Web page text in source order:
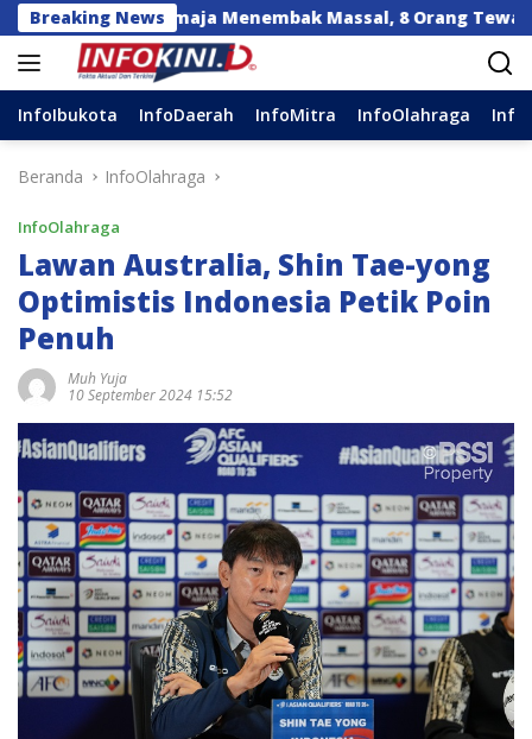
Langsung
ke
konten
Breaking News
Remaja Menembak Massal, 8 Orang Tewas dan 14
InfoIbukota InfoDaerah InfoMitra InfoOlahraga
Beranda InfoOlahraga
InfoOlahraga
Lawan Australia, Shin Tae-yong
Optimistis Indonesia Petik Poin
Penuh
Muh Yuja
10 September 2024 15:52